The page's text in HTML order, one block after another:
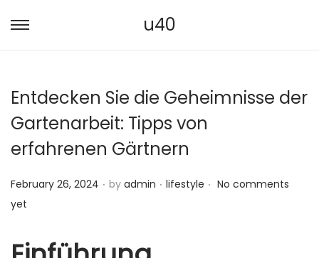
S
p
o
n
S
p
o
c
u40
Entdecken Sie die Geheimnisse der
Gartenarbeit: Tipps von
erfahrenen Gärtnern
P
o
t
February 26, 2024 . by admin . P
lifestyle . No comments
yet